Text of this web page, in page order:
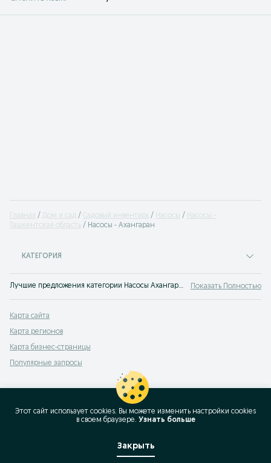
Главная Дом и сад Садовый инвентарь Насосы
Насосы -
Ташкентская область
Насосы - Ахангаран
КАТЕГОРИЯ
Лучшие предложения категории Насосы Ахангаран. Большой выбор товаров и услуг по выгодным ценам на OLX! Множество предложений на OLX.uz! Показать Полностью
Карта сайта
Карта регионов
Карта бизнес-страницы
Популярные запросы
Этот сайт использует cookies. Вы можете изменить настройки cookies
в своeм браузере. Узнать больше
Закрыть